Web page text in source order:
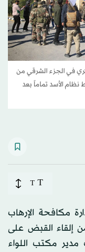
في الجزء الشرقي من
2014 قبل سقوط نظام الأسد تماماً بعد
T
T
مكافحة الإرهاب
إلقاء القبض على
مكتب اللواء